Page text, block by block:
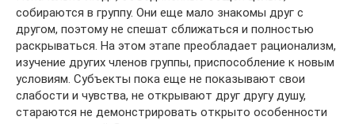
собираются в группу. Они еще мало знакомы друг с
другом, поэтому не спешат сближаться и полностью
раскрываться. На этом этапе преобладает рационализм,
изучение других членов группы, приспособление к новым
условиям. Субъекты пока еще не показывают свои
слабости и чувства, не открывают друг другу душу,
стараются не демонстрировать открыто особенности